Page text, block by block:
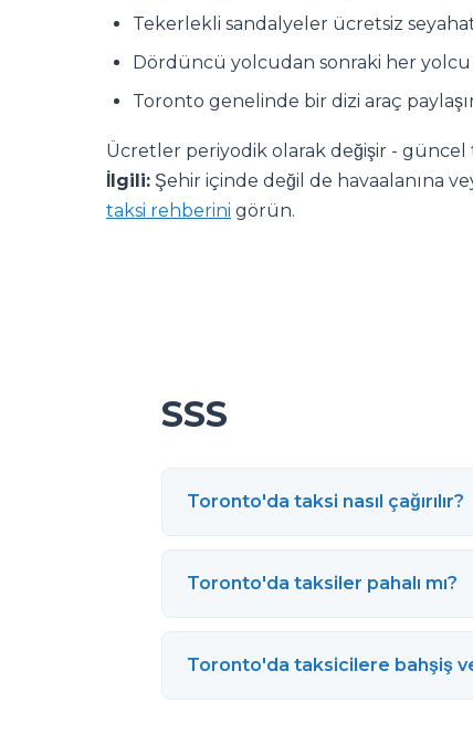
Tekerlekli sandalyeler ücretsiz
Dördüncü yolcudan sonraki her yolcu
Toronto genelinde bir dizi araç
Ücretler periyodik olarak değişir - güncel
İlgili: Şehir içinde değil de havaalanına
taksi rehberini görün.
SSS
Toronto'da taksi nasıl çağırılır?
Toronto'da taksiler pahalı mı?
Toronto'da taksicilere bahşiş